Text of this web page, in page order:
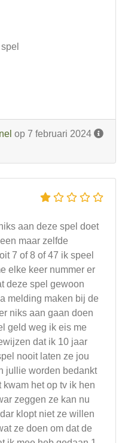
op 7 februari 2024
aan deze spel doet
maar zelfde
7 of 8 of 47 ik speel
elke keer nummer er
deze spel gewoon
melding maken bij de
niks aan gaan doen
geld weg ik eis me
dat ik 10 jaar
nooit laten ze jou
jullie worden bedankt
het op tv ik hen
zeggen ze kan nu
klopt niet ze willen
ze doen om dat de